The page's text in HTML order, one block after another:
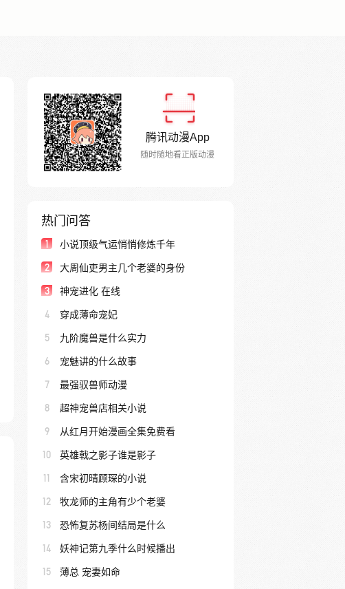
腾讯动漫App
随时随地看正版动漫
热门问答
1 小说顶级气运悄悄修炼千年
2 大周仙吏男主几个老婆的身份
3 神宠进化 在线
4 穿成薄命宠妃
5 九阶魔兽是什么实力
6 宠魅讲的什么故事
7 最强驭兽师动漫
8 超神宠兽店相关小说
9 从红月开始漫画全集免费看
10 英雄戟之影子谁是影子
11 含宋初晴顾琛的小说
12 牧龙师的主角有少个老婆
13 恐怖复苏杨间结局是什么
14 妖神记第九季什么时候播出
15 薄总 宠妻如命